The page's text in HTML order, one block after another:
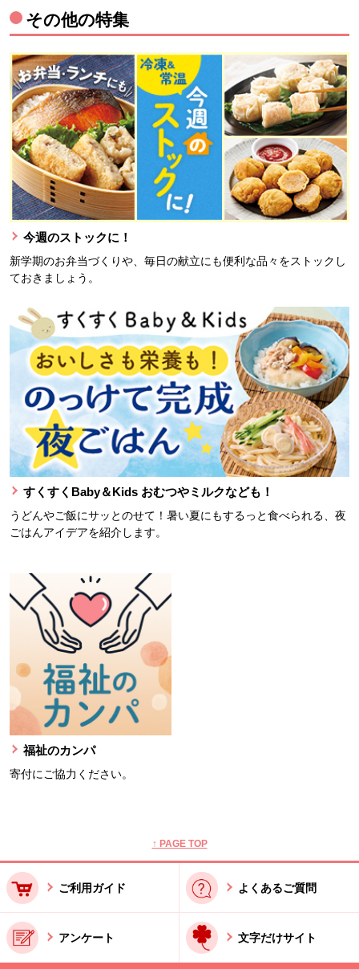
その他の特集
今週のストックに！
新学期のお弁当づくりや、毎日の献立にも便利な品々をストックし
ておきましょう。
すくすくBaby＆Kids おむつやミルクなども！
うどんやご飯にサッとのせて！暑い夏にもするっと食べられる、夜
ごはんアイデアを紹介します。
福祉のカンパ
寄付にご協力ください。
↑ PAGE TOP
ご利用ガイド よくあるご質問
アンケート 文字だけサイト